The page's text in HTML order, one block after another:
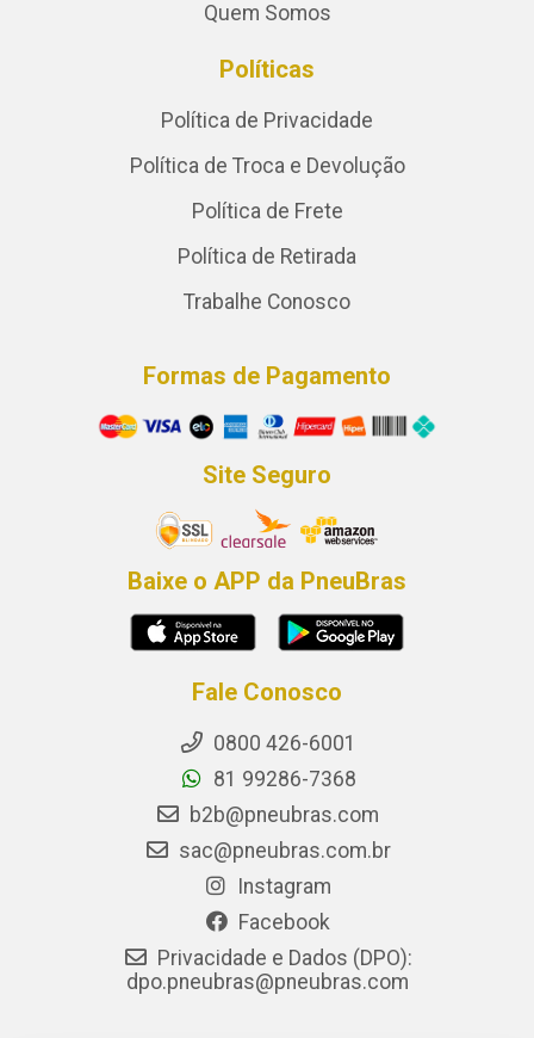
Quem Somos
Políticas
Política de Privacidade
Política de Troca e Devolução
Política de Frete
Política de Retirada
Trabalhe Conosco
Formas de Pagamento
Site Seguro
Baixe o APP da PneuBras
Fale Conosco
0800 426-6001
81 99286-7368
b2b@pneubras.com
sac@pneubras.com.br
Instagram
Facebook
Privacidade e Dados (DPO):
dpo.pneubras@pneubras.com